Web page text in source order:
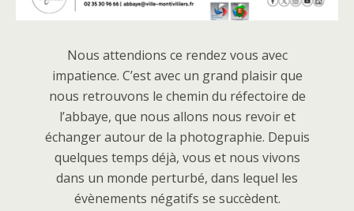
Nous attendions ce rendez vous avec
impatience. C’est avec un grand plaisir que
nous retrouvons le chemin du réfectoire de
l’abbaye, que nous allons nous revoir et
échanger autour de la photographie. Depuis
quelques temps déjà, vous et nous vivons
dans un monde perturbé, dans lequel les
évènements négatifs se succèdent.